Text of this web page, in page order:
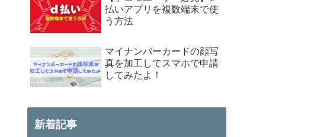
払いアプリを複数端末で使
う方法
マイナンバーカードの顔写
真を加工してスマホで申請
してみたよ！
新着記事